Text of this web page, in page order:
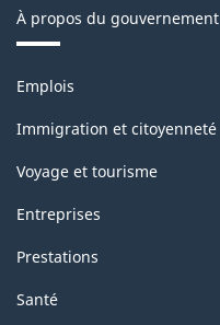
À propos du gouvernement
Thèmes
sujets
Emplois
Immigration et citoyenneté
Voyage et tourisme
Entreprises
Prestations
Santé